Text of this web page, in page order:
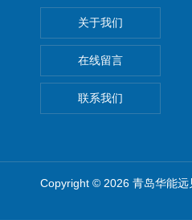
关于我们
在线留言
联系我们
Copyright © 2026 青岛华能